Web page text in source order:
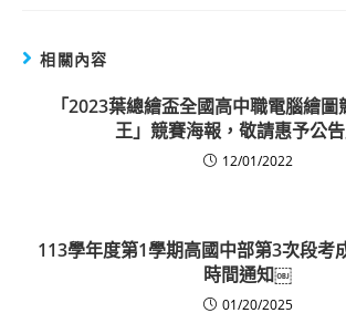
相關內容
「2023葉總繪盃全國高中職電腦繪
王」競賽海報，敬請惠予公
12/01/2022
113學年度第1學期​高國中部第3次段考
時間通知￼
01/20/2025